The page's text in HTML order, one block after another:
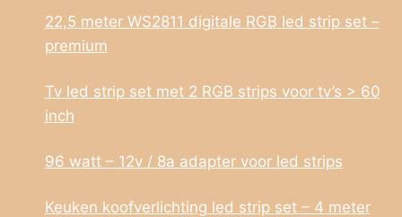
22,5 meter WS2811 digitale RGB led strip set –
premium
Tv led strip set met 2 RGB strips voor tv’s > 60
inch
96 watt – 12v / 8a adapter voor led strips
Keuken koofverlichting led strip set – 4 meter